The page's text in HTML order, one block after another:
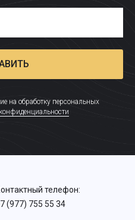
на обработку персональных
телефон:
(977) 755 55 34